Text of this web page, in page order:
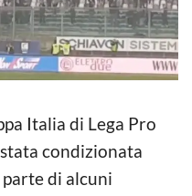
Italia di Lega Pro
condizionata
parte di alcuni